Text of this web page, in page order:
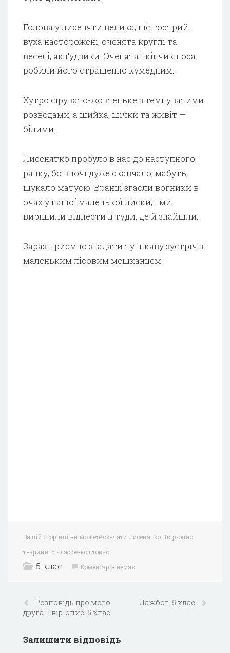
Голова у лисеняти велика, ніс гострий,
вуха насторожені, оченята круглі та
веселі, як ґудзики. Оченята і кінчик носа
робили його страшенно кумедним.
Хутро сірувато-жовтеньке з темнуватими
розводами, а шийка, щічки та живіт —
білими.
Лисенятко пробуло в нас до наступного
ранку, бо вночі дуже скавчало, мабуть,
шукало матусю! Вранці згасли вогники в
очах у нашої маленької лиски, і ми
вирішили віднести її туди, де й знайшли.
Зараз приємно згадати ту цікаву зустріч з
маленьким лісовим мешканцем.
На цій сторінці ви можете скачати Лисенятко. Твір-опис
тварини. 5 клас безкоштовно.
5 клас Коментарів немає
Розповідь про мого
друга. Твір-опис. 5 клас
Дажбог. 5 клас
Залишити відповідь